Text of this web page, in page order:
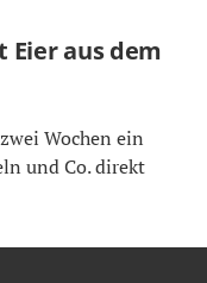
Eier aus dem
Wochen ein
und Co. direkt